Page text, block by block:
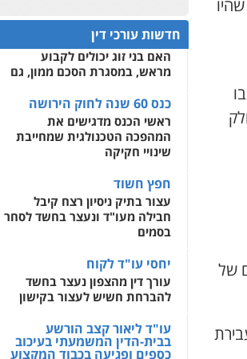
של
ומעצרים סייבר ניהול
משברים פליליים
0506355388
עו"ד דרוויש נאשף
פלילי פשיעה חמורה
אדם
0527448141
חליל ביאדי – משרד
עורכי דין
פלילי דיני תעבורה מעצרים
0509636895
עו"ד איהאב זבידאת
פשע עבירות המתה
עבירות מין
0522508109
אחסון אתרים
מהירות הגנה גיבוי
לעורכי דין
מרכז התחלה חדשה
שירותים מקצועיים לעורכי
דין
0544500346
חדשות עורכי דין
המתח שבין חוק יחסי ממון
לבין חוק הירושה
האם בני זוג יכולים לקבוע
מראש, במסגרת הסכם ממון, גם
כנס 60 שנה לחוק הירושה
ראשי הכנס מדגישים את
המהפכה הטכנולגית שמחייבת
שינויי חקיקה
חפץ חשוד
עצור בתיק ניסיון רצח קיבל
חבילה מעו"ד ונעצר בחשד לסחר
בסמים
יחסי עו"ד לקוח
עורך דין מהצפון נעצר בחשד
להברחת חשיש לעצור בקישון
עו"ד ליאור קצב הורשע
בבית-הדין המשמעתי בעיכוב
כספים ופגיעה בכבוד המקצוע